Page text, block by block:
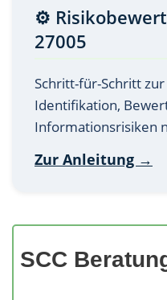
⚙️
27005
Schritt-für-Schritt
Identifikation,
Informationsrisiken
Zur Anleitung →
SCC